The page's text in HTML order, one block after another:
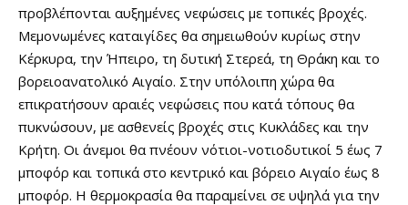
προβλέπονται αυξημένες νεφώσεις με τοπικές βροχές.
Μεμονωμένες καταιγίδες θα σημειωθούν κυρίως στην
Κέρκυρα, την Ήπειρο, τη δυτική Στερεά, τη Θράκη και το
βορειοανατολικό Αιγαίο. Στην υπόλοιπη χώρα θα
επικρατήσουν αραιές νεφώσεις που κατά τόπους θα
πυκνώσουν, με ασθενείς βροχές στις Κυκλάδες και την
Κρήτη. Οι άνεμοι θα πνέουν νότιοι-νοτιοδυτικοί 5 έως 7
μποφόρ και τοπικά στο κεντρικό και βόρειο Αιγαίο έως 8
μποφόρ. Η θερμοκρασία θα παραμείνει σε υψηλά για την